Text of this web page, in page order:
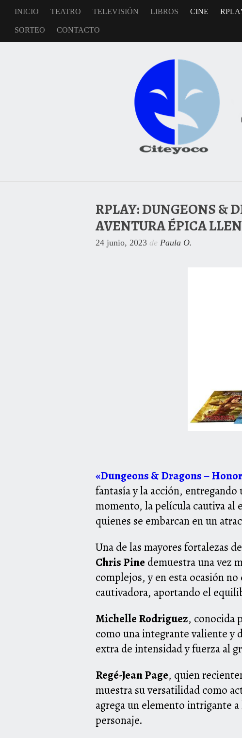
INICIO TEATRO TELEVISIÓN LIBROS CINE
SORTEO CONTACTO
RPLAY: DUNGEONS &
AVENTURA ÉPICA
24 junio, 2023 de Paula O.
«Dungeons & Dragons –
fantasía y la acción,
momento, la película cautiva al
quienes se embarcan en un
Una de las mayores fortalezas
Chris Pine demuestra una vez
complejos, y en esta ocasión
cautivadora, aportando el
Michelle Rodriguez, conocida
como una integrante valiente y
extra de intensidad y fuerza al
Regé-Jean Page, quien
muestra su versatilidad como
agrega un elemento intrigante
personaje.